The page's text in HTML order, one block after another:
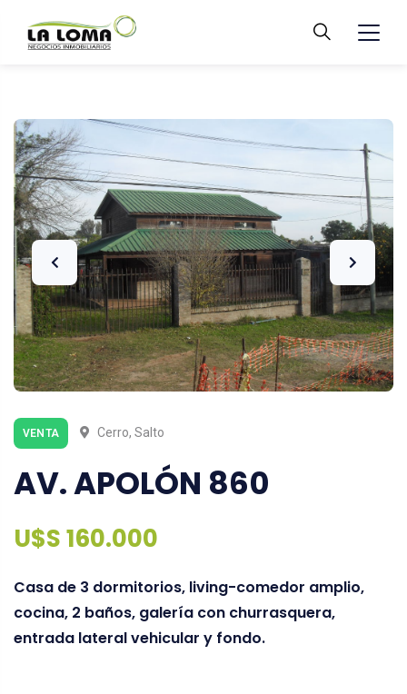
VENTA Cerro, Salto
AV. APOLÓN 860
U$S 160.000
Casa de 3 dormitorios, living-comedor amplio,
cocina, 2 baños, galería con churrasquera,
entrada lateral vehicular y fondo.